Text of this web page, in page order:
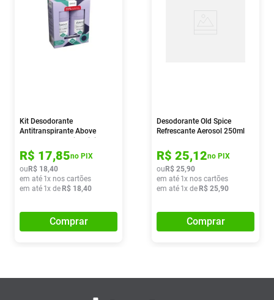
Kit Desodorante
Antitranspirante Above
72h Roll-on 2 Unidades Com
50ml Cada
R$ 17,85no PIX
ou R$ 18,40
em até 1x nos cartões
em até 1x de R$ 18,40
Comprar
Desodorante Old Spice
Refrescante Aerosol 250ml
R$ 25,12no PIX
ou R$ 25,90
em até 1x nos cartões
em até 1x de R$ 25,90
Comprar